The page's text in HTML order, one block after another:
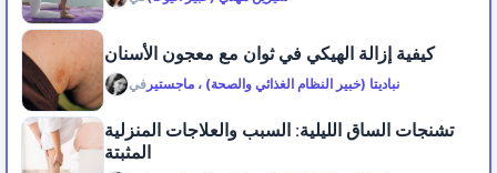
كيفية إزالة الهيكي في ثوان مع معجون الأسنان
في نباديتا (خبير النظام الغذائي والصحة) ، ماجستير
تشنجات الساق الليلية: السبب والعلاجات المنزلية
المثبتة